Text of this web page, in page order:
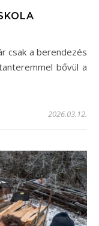
bővül a
2026.03.12.